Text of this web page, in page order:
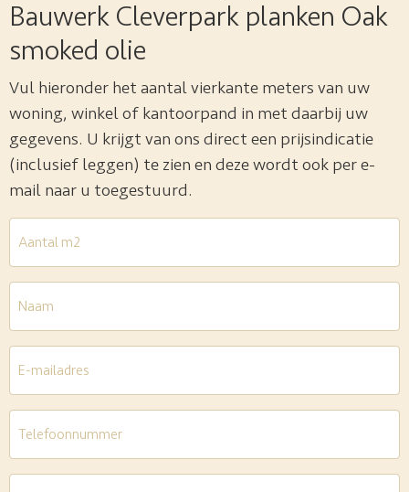
Bauwerk Cleverpark planken Oak
smoked olie
Vul hieronder het aantal vierkante meters van uw
woning, winkel of kantoorpand in met daarbij uw
gegevens. U krijgt van ons direct een prijsindicatie
(inclusief leggen) te zien en deze wordt ook per e-
mail naar u toegestuurd.
m2 *
mailadres *